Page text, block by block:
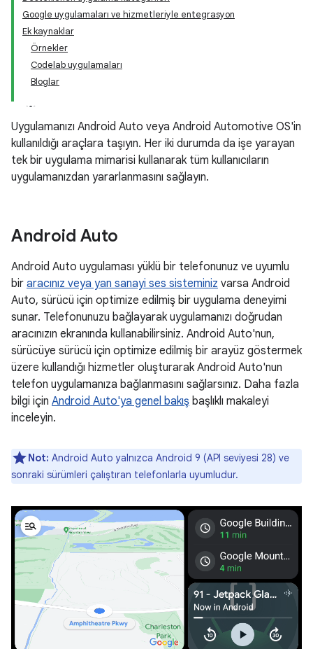
Google uygulamaları ve hizmetleriyle entegrasyon
Ek kaynaklar
Örnekler
Codelab uygulamaları
Bloglar
Uygulamanızı Android Auto veya Android Automotive OS'in
kullanıldığı araçlara taşıyın. Her iki durumda da işe yarayan
tek bir uygulama mimarisi kullanarak tüm kullanıcıların
uygulamanızdan yararlanmasını sağlayın.
Android Auto
Android Auto uygulaması yüklü bir telefonunuz ve uyumlu
bir aracınız veya yan sanayi ses sisteminiz varsa Android
Auto, sürücü için optimize edilmiş bir uygulama deneyimi
sunar. Telefonunuzu bağlayarak uygulamanızı doğrudan
aracınızın ekranında kullanabilirsiniz. Android Auto'nun,
sürücüye sürücü için optimize edilmiş bir arayüz göstermek
üzere kullandığı hizmetler oluşturarak Android Auto'nun
telefon uygulamanıza bağlanmasını sağlarsınız. Daha fazla
bilgi için Android Auto'ya genel bakış başlıklı makaleyi
inceleyin.
Not: Android Auto yalnızca Android 9 (API seviyesi 28) ve
sonraki sürümleri çalıştıran telefonlarla uyumludur.